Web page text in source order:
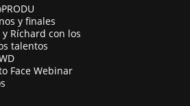
y finales
y Ríchard con los
talentos
Face Webinar